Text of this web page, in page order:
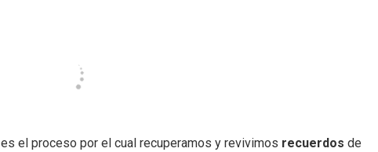
es el proceso por el cual recuperamos y revivimos recuerdos de